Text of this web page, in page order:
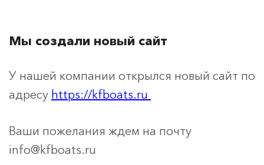
Мы создали новый сайт
У нашей компании открылся новый сайт по
адресу https://kfboats.ru
Ваши пожелания ждем на почту
info@kfboats.ru